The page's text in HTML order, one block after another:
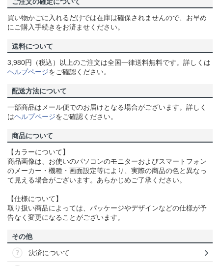
買い物かごに入れるだけでは在庫は確保されませんので、お早め
にご購入手続きをお済ませください。
送料について
3,980円（税込）以上のご注文は全国一律送料無料です。詳しくは
ヘルプページをご確認ください。
配送方法について
一部商品はメール便でのお届けとなる場合がございます。詳しく
はヘルプページをご確認ください。
商品について
【カラーについて】
商品画像は、お使いのパソコンのモニターおよびスマートフォン
のメーカー・機種・画面設定等により、実際の商品の色と異なっ
て見える場合がございます。あらかじめご了承ください。
【仕様について】
取り扱い商品によっては、パッケージやデザインなどの仕様が予
告なく変更になることがございます。
その他
決済について